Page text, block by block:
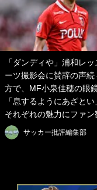
「ダンディや」浦和レッ
ーツ撮影会に賛辞の声続
方で、MF小泉佳穂の眼
「息するようにあざと
それぞれの魅力にファン
サッカー批評編集部